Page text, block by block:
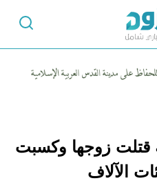
قتلت زوجها وكسبت
الآلاف